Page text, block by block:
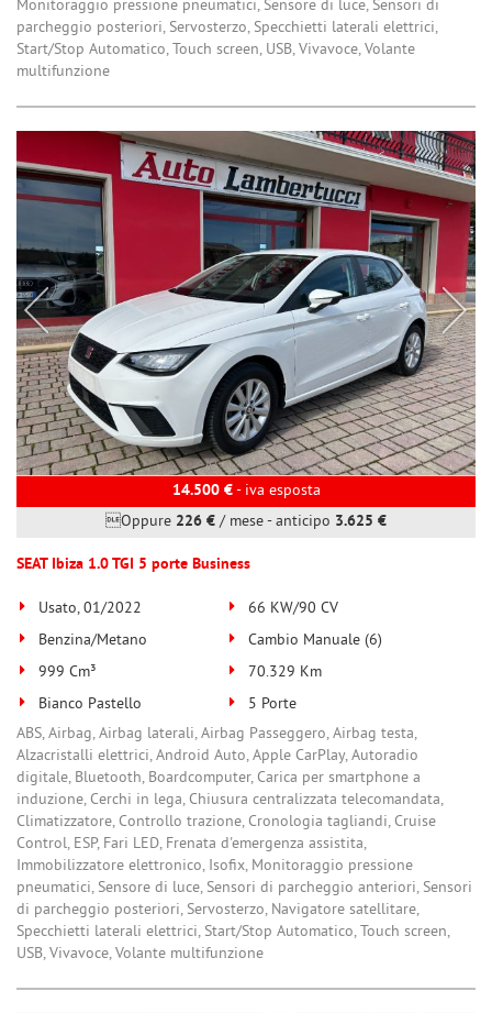
Monitoraggio pressione pneumatici, Sensore di luce, Sensori di
parcheggio posteriori, Servosterzo, Specchietti laterali elettrici,
Start/Stop Automatico, Touch screen, USB, Vivavoce, Volante
multifunzione
14.500 €- iva esposta
Oppure 226 € / mese-anticipo 3.625 €
SEAT Ibiza 1.0 TGI 5 porte Business
Usato, 01/2022
66 KW/90 CV
Benzina/Metano
Cambio Manuale (6)
999 Cm³
70.329 Km
Bianco Pastello
5 Porte
ABS, Airbag, Airbag laterali, Airbag Passeggero, Airbag testa,
Alzacristalli elettrici, Android Auto, Apple CarPlay, Autoradio
digitale, Bluetooth, Boardcomputer, Carica per smartphone a
induzione, Cerchi in lega, Chiusura centralizzata telecomandata,
Climatizzatore, Controllo trazione, Cronologia tagliandi, Cruise
Control, ESP, Fari LED, Frenata d'emergenza assistita,
Immobilizzatore elettronico, Isofix, Monitoraggio pressione
pneumatici, Sensore di luce, Sensori di parcheggio anteriori, Sensori
di parcheggio posteriori, Servosterzo, Navigatore satellitare,
Specchietti laterali elettrici, Start/Stop Automatico, Touch screen,
USB, Vivavoce, Volante multifunzione